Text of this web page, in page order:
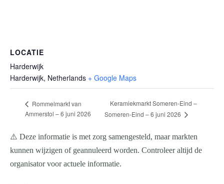
LOCATIE
Harderwijk
Harderwijk, Netherlands + Google Maps
Rommelmarkt van
Ammerstol – 6 juni 2026
Keramiekmarkt Someren-Eind –
Someren-Eind – 6 juni 2026
⚠️ Deze informatie is met zorg samengesteld, maar markten
kunnen wijzigen of geannuleerd worden. Controleer altijd de
organisator voor actuele informatie.